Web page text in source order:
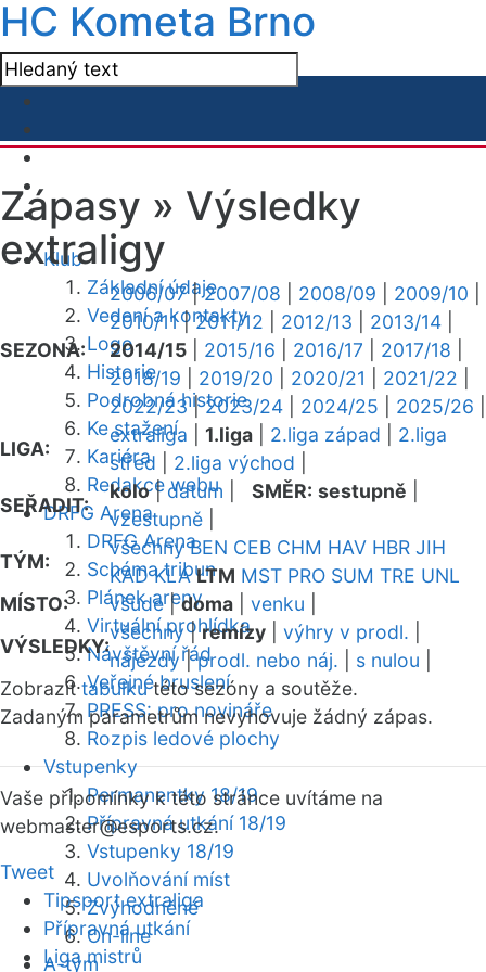
HC Kometa Brno
Klub
Základní údaje
Vedení a kontakty
Logo
Historie
Podrobná historie
Ke stažení
Kariéra
Redakce webu
DRFG Arena
DRFG Arena
Schéma tribun
Plánek areny
Virtuální prohlídka
Návštěvní řád
Veřejné bruslení
PRESS: pro novináře
Rozpis ledové plochy
Vstupenky
Permanentky 18/19
Přípravná utkání 18/19
Vstupenky 18/19
Uvolňování míst
Zvýhodněné
On-line
A-tým
Zápasy » Výsledky
extraligy
SEZONA:
2006/07|2007/08 2008/09 2009/10
2010/11|2011/12 2012/13 2013/14
2014/15
2015/16 2016/17 2017/18
2018/19
2019/20 2020/21 2021/22
2022/23|2023/24 2024/25 2025/26
LIGA:
extraliga 1.liga 2.liga západ
2.liga
střed
2.liga východ
SEŘADIT:
kolo|datum SMĚR: sestupně
vzestupně
TÝM:
všechny BEN CEB CHM HAV HBR JIH
KAD KLA LTM MST PRO SUM TRE UNL
MÍSTO:
všude|doma venku
VÝSLEDKY:
všechny|remízy výhry v prodl.
nájezdy|prodl. nebo náj. s nulou
Zobrazittabulkutéto sezóny a soutěže.
Zadaným parametrům nevyhovuje žádný zápas.
Vaše připomínky k této stránce uvítáme na
webmaster@esports.cz.
Tweet
Tipsport extraliga
Přípravná utkání
Liga mistrů